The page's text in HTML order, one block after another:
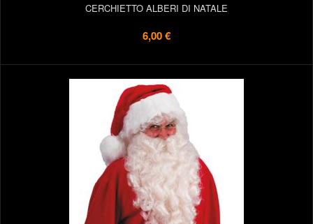
CERCHIETTO ALBERI DI NATALE
6,00 €